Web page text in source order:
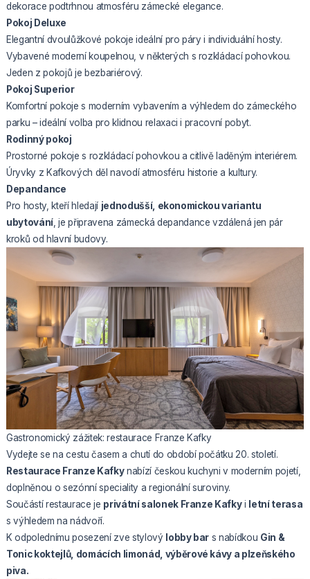
dekorace podtrhnou atmosféru zámecké elegance.
Pokoj Deluxe
Elegantní dvoulůžkové pokoje ideální pro páry i individuální hosty.
Vybavené moderní koupelnou, v některých s rozkládací pohovkou.
Jeden z pokojů je bezbariérový.
Pokoj Superior
Komfortní pokoje s moderním vybavením a výhledem do zámeckého
parku – ideální volba pro klidnou relaxaci i pracovní pobyt.
Rodinný pokoj
Prostorné pokoje s rozkládací pohovkou a citlivě laděným interiérem.
Úryvky z Kafkových děl navodí atmosféru historie a kultury.
Depandance
Pro hosty, kteří hledají jednodušší, ekonomickou variantu
ubytování, je připravena zámecká depandance vzdálená jen pár
kroků od hlavní budovy.
Gastronomický zážitek: restaurace Franze Kafky
Vydejte se na cestu časem a chutí do období počátku 20. století.
Restaurace Franze Kafkynabízí českou kuchyni v moderním pojetí,
doplněnou o sezónní speciality a regionální suroviny.
Součástí restaurace je privátní salonek Franze Kafkyi letní terasa
s výhledem na nádvoří.
K odpolednímu posezení zve stylový lobby bar s nabídkou Gin &
Tonic koktejlů, domácích limonád, výběrové kávy a plzeňského
piva.